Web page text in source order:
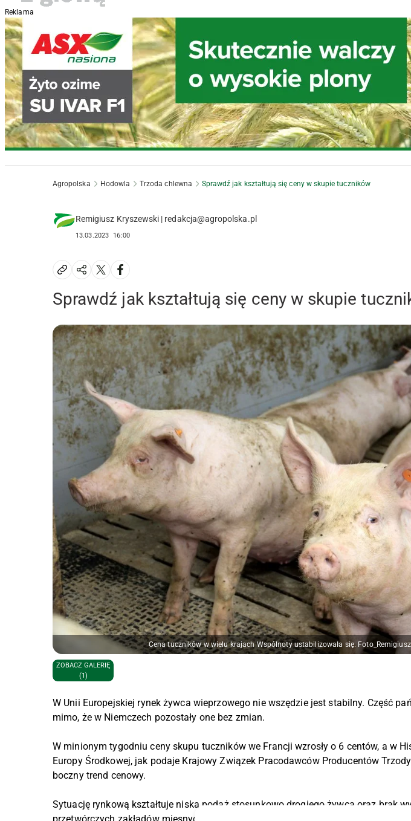
Reklama
Agropolska Hodowla Trzoda chlewna Sprawdź jak kształtują się ceny w skupie tuczników
Remigiusz Kryszewski | redakcja@agropolska.pl
13.03.2023 16:00
Sprawdź jak kształtują się ceny w skupie
Cena tuczników w wielu krajach Wspólnoty ustabilizowała się.
ZOBACZ GALERIĘ
(1)
W Unii Europejskiej rynek żywca wieprzowego nie wszędzie jest stabilny. Część
mimo, że w Niemczech pozostały one bez zmian.
W minionym tygodniu ceny skupu tuczników we Francji wzrosły o 6 centów, a w
Europy Środkowej, jak podaje Krajowy Związek Pracodawców Producentów
boczny trend cenowy.
Sytuację rynkową kształtuje niska podaż stosunkowo drogiego żywca oraz brak
przetwórczych zakładów mięsnych.